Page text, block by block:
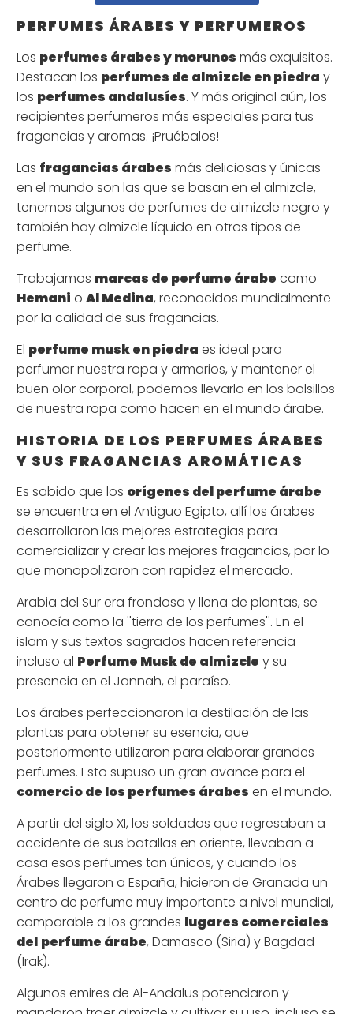
PERFUMES ÁRABES Y PERFUMEROS
Los perfumes árabes y morunos más exquisitos.
Destacan los perfumes de almizcle en piedra y
los perfumes andalusíes. Y más original aún, los
recipientes perfumeros más especiales para tus
fragancias y aromas. ¡Pruébalos!
Las fragancias árabes más deliciosas y únicas
en el mundo son las que se basan en el almizcle,
tenemos algunos de perfumes de almizcle negro y
también hay almizcle líquido en otros tipos de
perfume.
Trabajamos marcas de perfume árabe como
Hemani oAl Medina, reconocidos mundialmente
por la calidad de sus fragancias.
El perfume musk en piedra es ideal para
perfumar nuestra ropa y armarios, y mantener el
buen olor corporal, podemos llevarlo en los bolsillos
de nuestra ropa como hacen en el mundo árabe.
HISTORIA DE LOS PERFUMES ÁRABES
Y SUS FRAGANCIAS AROMÁTICAS
Es sabido que los orígenes del perfume árabe
se encuentra en el Antiguo Egipto, allí los árabes
desarrollaron las mejores estrategias para
comercializar y crear las mejores fragancias, por lo
que monopolizaron con rapidez el mercado.
Arabia del Sur era frondosa y llena de plantas, se
conocía como la ''tierra de los perfumes''. En el
islam y sus textos sagrados hacen referencia
incluso al Perfume Musk de almizcle y su
presencia en el Jannah, el paraíso.
Los árabes perfeccionaron la destilación de las
plantas para obtener su esencia, que
posteriormente utilizaron para elaborar grandes
perfumes. Esto supuso un gran avance para el
comercio de los perfumes árabes en el mundo.
A partir del siglo XI, los soldados que regresaban a
occidente de sus batallas en oriente, llevaban a
casa esos perfumes tan únicos, y cuando los
Árabes llegaron a España, hicieron de Granada un
centro de perfume muy importante a nivel mundial,
comparable a los grandes lugares comerciales
del perfume árabe, Damasco (Siria) y Bagdad
(Irak).
Algunos emires de Al-Andalus potenciaron y